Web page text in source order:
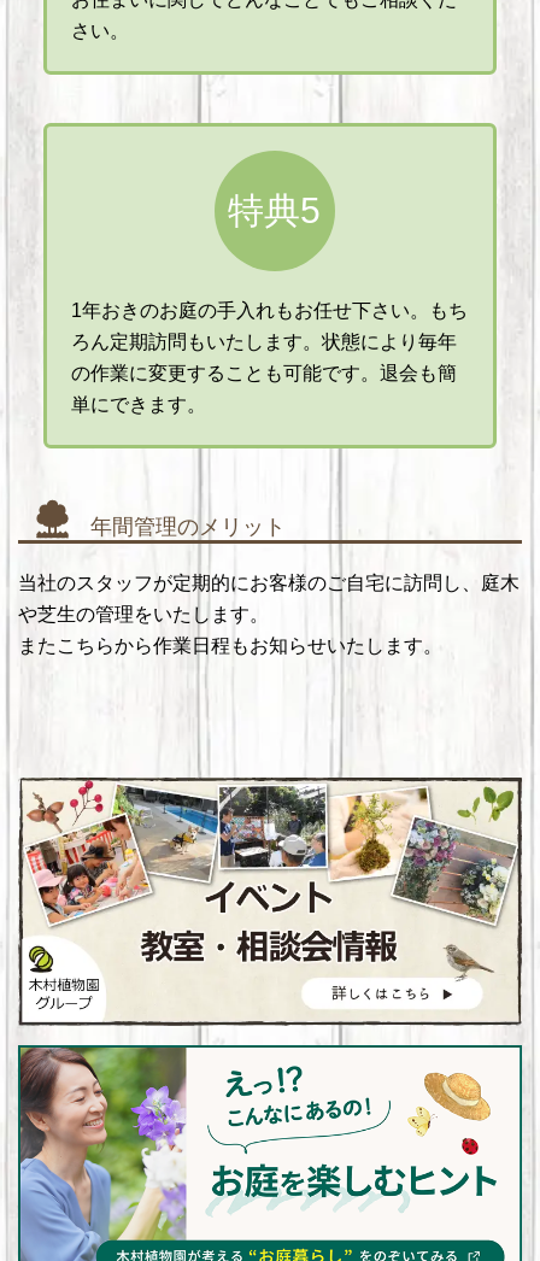
さい。
特典5
1年おきのお庭の手入れもお任せ下さい。もち
ろん定期訪問もいたします。状態により毎年
の作業に変更することも可能です。退会も簡
単にできます。
年間管理のメリット
当社のスタッフが定期的にお客様のご自宅に訪問し、庭木
や芝生の管理をいたします。
またこちらから作業日程もお知らせいたします。